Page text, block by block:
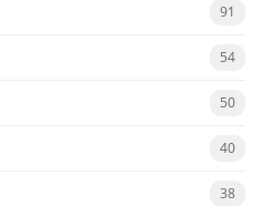
91
54
50
40
38